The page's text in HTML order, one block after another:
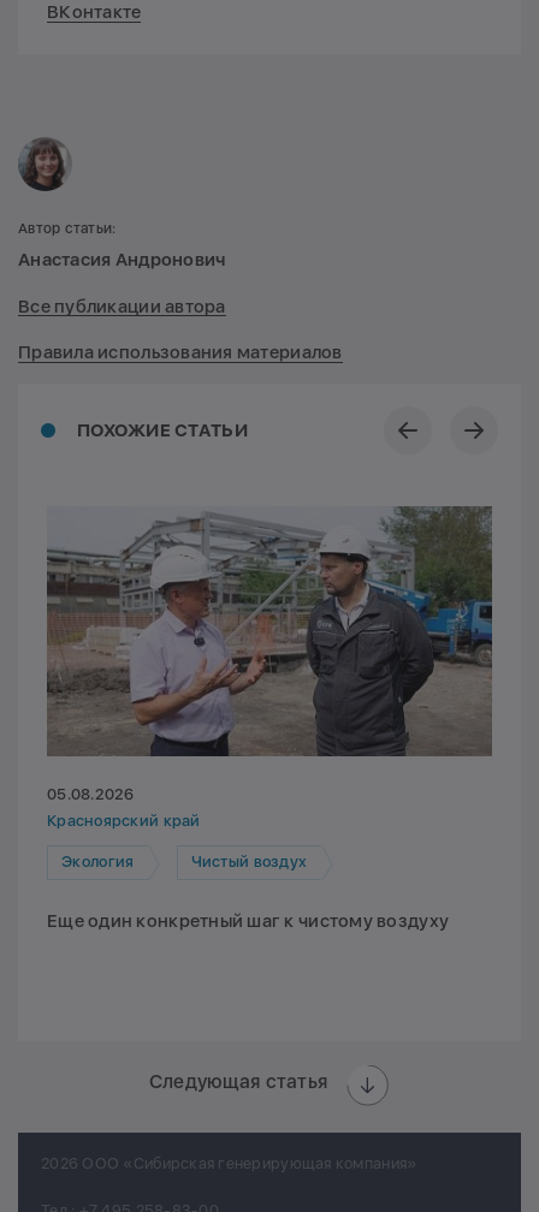
ВКонтакте
ПОХОЖИЕ СТАТЬИ
05.08.2026
Красноярский край
Экология Чистый воздух
Еще один конкретный шаг к чистому воздуху
Следующая статья
Автор статьи:
Анастасия Андронович
Все публикации автора
Правила использования материалов
2026 ООО «Сибирская генерирующая компания»